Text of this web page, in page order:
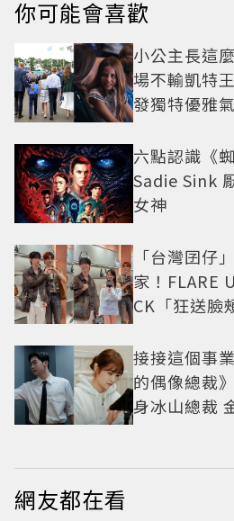
你可能會喜歡
小公主長這
場不輸凱特
發獨特優雅
六點認識《
Sadie Sink
女神
「台灣囝仔
家！FLARE
CK「狂送臉
接接這個事
的偶像總裁
身冰山總裁
網友都在看